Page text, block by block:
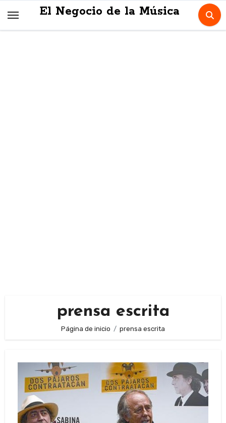
El Negocio de la Música
prensa escrita
Página de inicio prensa escrita